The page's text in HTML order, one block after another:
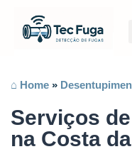
⌂ Home »
Serviços
na Costa